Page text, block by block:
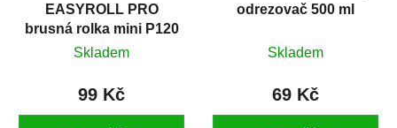
EASYROLL PRO
brusná rolka mini P120
Skladem
99 Kč
odrezovač 500 ml
Skladem
69 Kč